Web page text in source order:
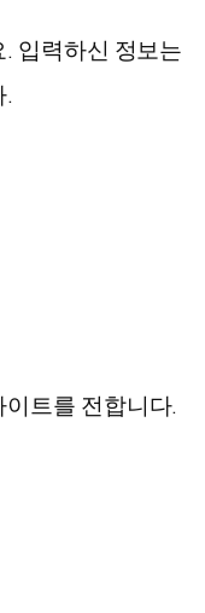
입력하신 정보는
.
트를 전합니다.